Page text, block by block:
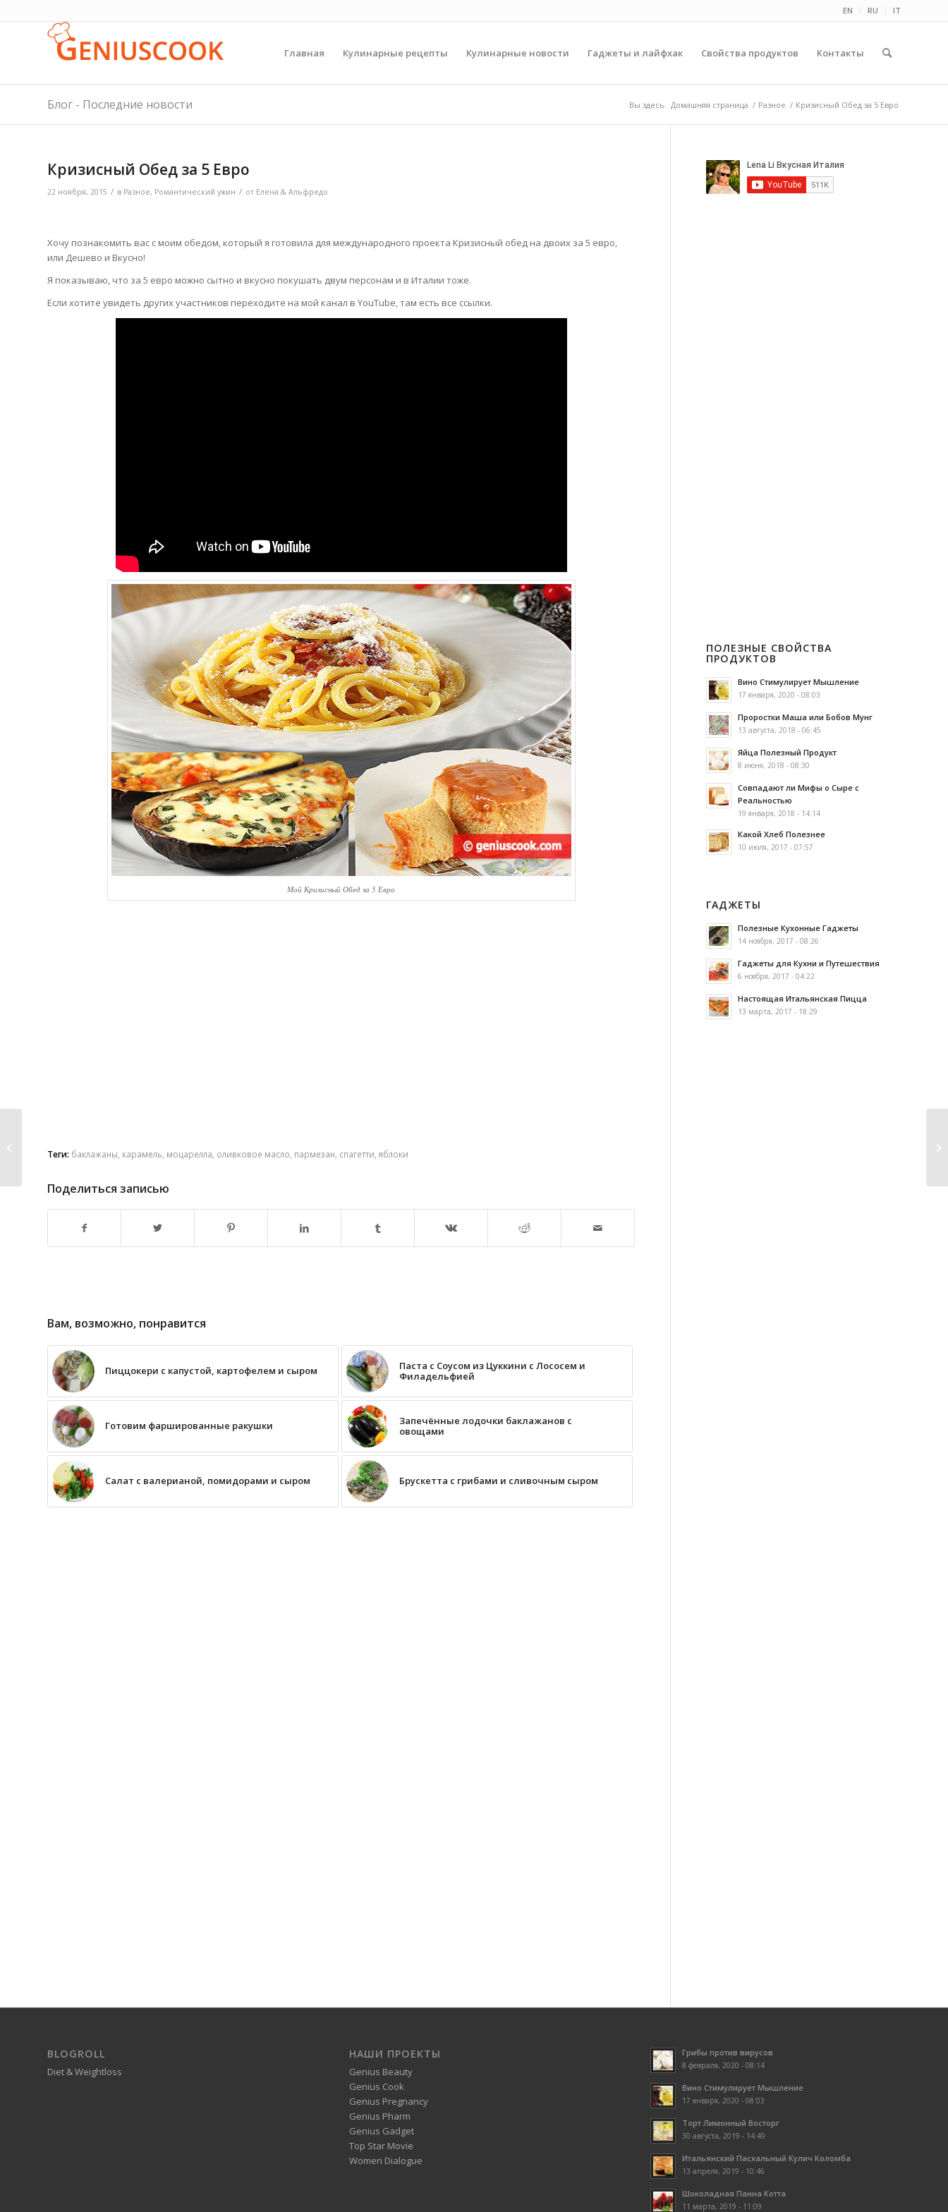
EN RU IT
Главная Кулинарные рецепты Кулинарные новости Гаджеты и лайфхак Свойства продуктов Контакты
Блог - Последние новости Вы здесь: Домашняя страница / Разное / Кризисный Обед за 5 Евро
Кризисный Обед за 5 Евро
22 ноября, 2015 / в Разное, Романтический ужин / от Елена & Альфредо
Хочу познакомить вас с моим обедом, который я готовила для международного проекта Кризисный обед на двоих за 5 евро,
или Дешево и Вкусно!
Я показываю, что за 5 евро можно сытно и вкусно покушать двум персонам и в Италии тоже.
Если хотите увидеть других участников переходите на мой канал в YouTube, там есть все ссылки.
Мой Кризисный Обед за 5 Евро
Теги: баклажаны карамель моцарелла оливковое масло пармезан спагетти яблоки
Поделиться записью
Вам, возможно, понравится
Пиццокери с капустой, картофелем и сыром
Паста с Соусом из Цуккини с Лососем и
Филадельфией
Готовим фаршированные ракушки
Запечённые лодочки баклажанов с
овощами
Салат с валерианой, помидорами и сыром Брускетта с грибами и сливочным сыром
ПОЛЕЗНЫЕ СВОЙСТВА
ПРОДУКТОВ
Вино Стимулирует Мышление
17 января, 2020 - 08:03
Проростки Маша или Бобов Мунг
13 августа, 2018 - 06:45
Яйца Полезный Продукт
8 июня, 2018 - 08:30
Совпадают ли Мифы о Сыре с
Реальностью
19 января, 2018 - 14:14
Какой Хлеб Полезнее
10 июля, 2017 - 07:57
ГАДЖЕТЫ
Полезные Кухонные Гаджеты
14 ноября, 2017 - 08:26
Гаджеты для Кухни и Путешествия
6 ноября, 2017 - 04:22
Настоящая Итальянская Пицца
13 марта, 2017 - 18:29
BLOGROLL
Diet & Weightloss
НАШИ ПРОЕКТЫ
Genius Beauty
Genius Cook
Genius Pregnancy
Genius Pharm
Genius Gadget
Top Star Movie
Women Dialogue
Грибы против вирусов
8 февраля, 2020 - 08:14
Вино Стимулирует Мышление
17 января, 2020 - 08:03
Торт Лимонный Восторг
30 августа, 2019 - 14:49
Итальянский Пасхальный Кулич Коломба
13 апреля, 2019 - 10:46
Шоколадная Панна Котта
11 марта, 2019 - 11:09
Ветчиной и Сыром